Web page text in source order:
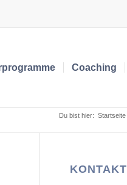
Coaching
Du bist hier: Startseite
KONTAKT